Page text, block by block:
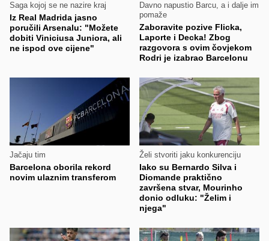
Saga kojoj se ne nazire kraj
Iz Real Madrida jasno
poručili Arsenalu: "Možete
dobiti Viniciusa Juniora, ali
ne ispod ove cijene"
Davno napustio Barcu, a i dalje im
pomaže
Zaboravite pozive Flicka,
Laporte i Decka! Zbog
razgovora s ovim čovjekom
Rodri je izabrao Barcelonu
Jačaju tim
Barcelona oborila rekord
novim ulaznim transferom
Želi stvoriti jaku konkurenciju
Iako su Bernardo Silva i
Diomande praktično
završena stvar, Mourinho
donio odluku: "Želim i
njega"